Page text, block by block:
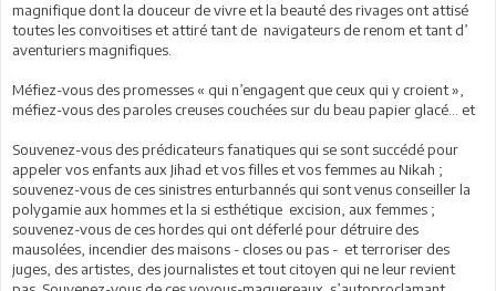
magnifique dont la douceur de vivre et la beauté des rivages ont attisé
toutes les convoitises et attiré tant de navigateurs de renom et tant d’
aventuriers magnifiques.
Méfiez-vous des promesses « qui n’engagent que ceux qui y croient »,
méfiez-vous des paroles creuses couchées sur du beau papier glacé… et
Souvenez-vous des prédicateurs fanatiques qui se sont succédé pour
appeler vos enfants aux Jihad et vos filles et vos femmes au Nikah ;
souvenez-vous de ces sinistres enturbannés qui sont venus conseiller la
polygamie aux hommes et la si esthétique excision, aux femmes ;
souvenez-vous de ces hordes qui ont déferlé pour détruire des
mausolées, incendier des maisons - closes ou pas - et terroriser des
juges, des artistes, des journalistes et tout citoyen qui ne leur revient